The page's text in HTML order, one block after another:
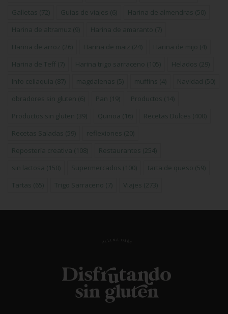
Galletas (72) Guías de viajes (6) Harina de almendras (50)
Harina de altramuz (9) Harina de amaranto (7)
Harina de arroz (26) Harina de maiz (24) Harina de mijo (4)
Harina de Teff (7) Harina trigo sarraceno (105) Helados (29)
Info celiaquía (87) magdalenas (5) muffins (4) Navidad (50)
obradores sin gluten (6) Pan (19) Productos (14)
Productos sin gluten (39) Quinoa (16) Recetas Dulces (400)
Recetas Saladas (59) reflexiones (20)
Repostería creativa (108) Restaurantes (254)
sin lactosa (150) Supermercados (100) tarta de queso (59)
Tartas (65) Trigo Sarraceno (7) Viajes (273)